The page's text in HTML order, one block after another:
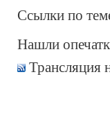
Ссылки по
Нашли
Трансляция